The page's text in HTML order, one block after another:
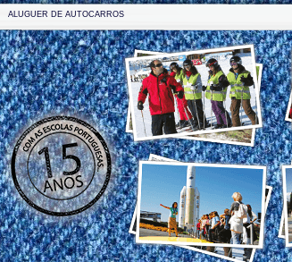
ALUGUER DE AUTOCARROS